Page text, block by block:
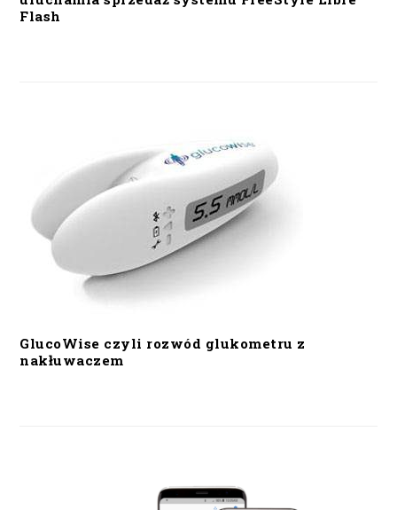
Flash
GlucoWise czyli rozwód glukometru z
nakłuwaczem